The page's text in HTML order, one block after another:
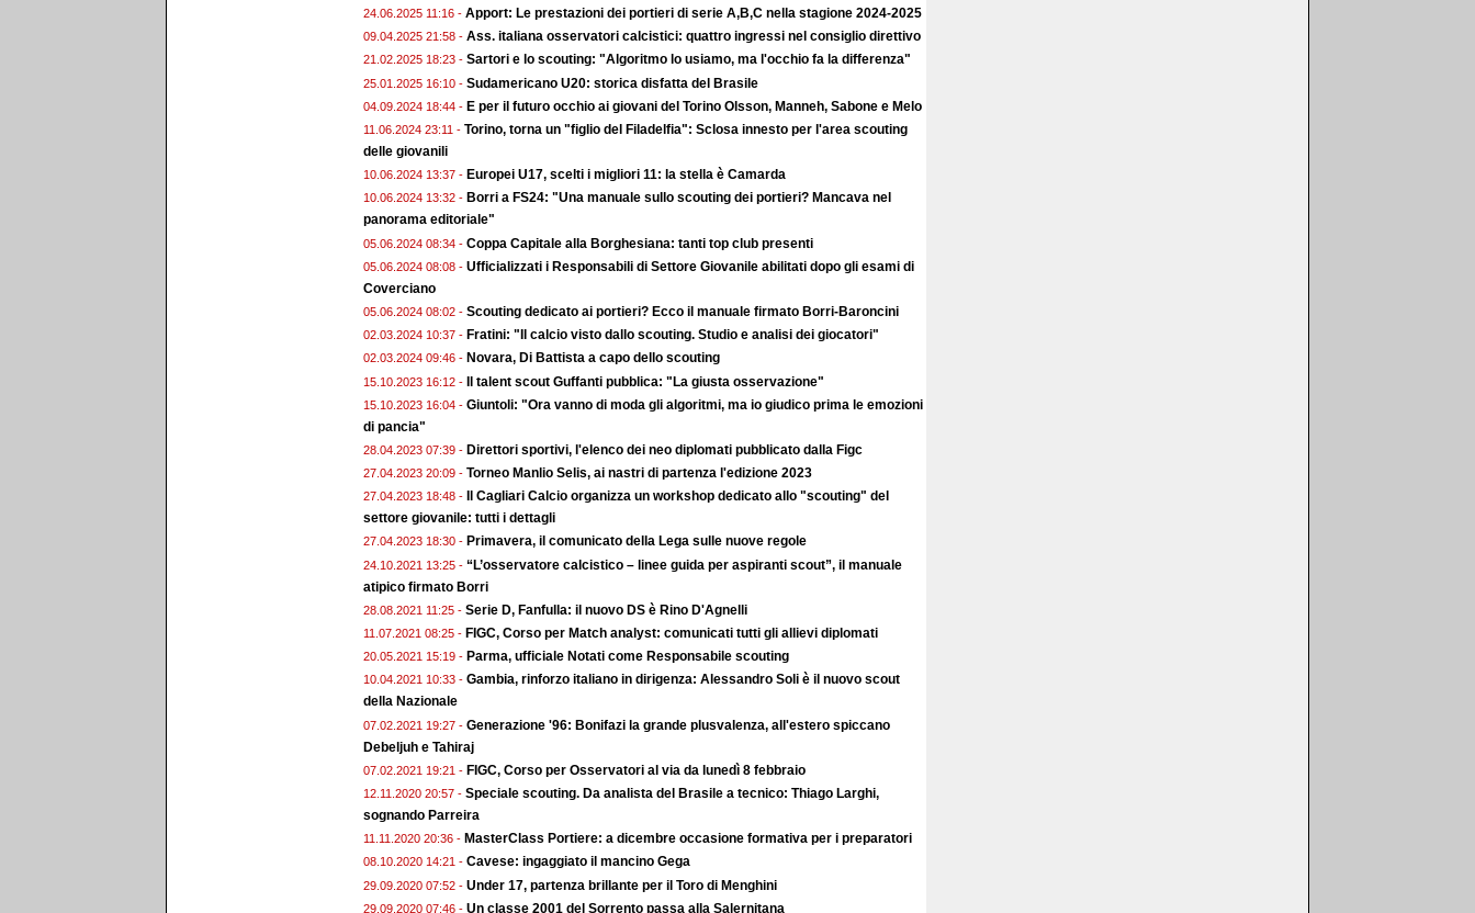
24.06.2025 11:16 - Apport: Le prestazioni dei portieri di serie A,B,C nella stagione 2024-2025
09.04.2025 21:58 - Ass. italiana osservatori calcistici: quattro ingressi nel consiglio direttivo
21.02.2025 18:23 - Sartori e lo scouting: "Algoritmo lo usiamo, ma l'occhio fa la differenza"
25.01.2025 16:10 - Sudamericano U20: storica disfatta del Brasile
04.09.2024 18:44 - E per il futuro occhio ai giovani del Torino Olsson, Manneh, Sabone e Melo
11.06.2024 23:11 - Torino, torna un "figlio del Filadelfia": Sclosa innesto per l'area scouting
delle giovanili
10.06.2024 13:37 - Europei U17, scelti i migliori 11: la stella è Camarda
10.06.2024 13:32 - Borri a FS24: "Una manuale sullo scouting dei portieri? Mancava nel
panorama editoriale"
05.06.2024 08:34 - Coppa Capitale alla Borghesiana: tanti top club presenti
05.06.2024 08:08 - Ufficializzati i Responsabili di Settore Giovanile abilitati dopo gli esami di
Coverciano
05.06.2024 08:02 - Scouting dedicato ai portieri? Ecco il manuale firmato Borri-Baroncini
02.03.2024 10:37 - Fratini: "Il calcio visto dallo scouting. Studio e analisi dei giocatori"
02.03.2024 09:46 - Novara, Di Battista a capo dello scouting
15.10.2023 16:12 - Il talent scout Guffanti pubblica: "La giusta osservazione"
15.10.2023 16:04 - Giuntoli: "Ora vanno di moda gli algoritmi, ma io giudico prima le emozioni
di pancia"
28.04.2023 07:39 - Direttori sportivi, l'elenco dei neo diplomati pubblicato dalla Figc
27.04.2023 20:09 - Torneo Manlio Selis, ai nastri di partenza l'edizione 2023
27.04.2023 18:48 -
Il Cagliari Calcio organizza un workshop dedicato allo "scouting" del
settore giovanile: tutti i dettagli
27.04.2023 18:30 - Primavera, il comunicato della Lega sulle nuove regole
24.10.2021 13:25 - “L’osservatore calcistico – linee guida per aspiranti scout”, il manuale
atipico firmato Borri
28.08.2021 11:25 - Serie D, Fanfulla: il nuovo DS è Rino D'Agnelli
11.07.2021 08:25 - FIGC, Corso per Match analyst: comunicati tutti gli allievi diplomati
20.05.2021 15:19 - Parma, ufficiale Notati come Responsabile scouting
10.04.2021 10:33 - Gambia, rinforzo italiano in dirigenza: Alessandro Soli è il nuovo scout
della Nazionale
07.02.2021 19:27 - Generazione '96: Bonifazi la grande plusvalenza, all'estero spiccano
Debeljuh e Tahiraj
07.02.2021 19:21 - FIGC, Corso per Osservatori al via da lunedì 8 febbraio
12.11.2020 20:57 - Speciale scouting. Da analista del Brasile a tecnico: Thiago Larghi,
sognando Parreira
11.11.2020 20:36 - MasterClass Portiere: a dicembre occasione formativa per i preparatori
08.10.2020 14:21 - Cavese: ingaggiato il mancino Gega
29.09.2020 07:52 - Under 17, partenza brillante per il Toro di Menghini
29.09.2020 07:46 - Un classe 2001 del Sorrento passa alla Salernitana